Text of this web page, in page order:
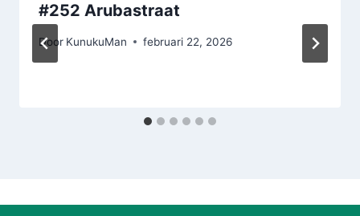
#252 Arubastraat
Door KunukuMan februari 22, 2026